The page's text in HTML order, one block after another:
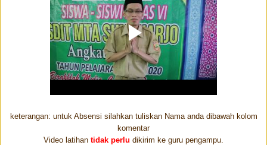
keterangan: untuk Absensi silahkan tuliskan Nama anda dibawah kolom
komentar
Video latihan tidak perlu dikirim ke guru pengampu.